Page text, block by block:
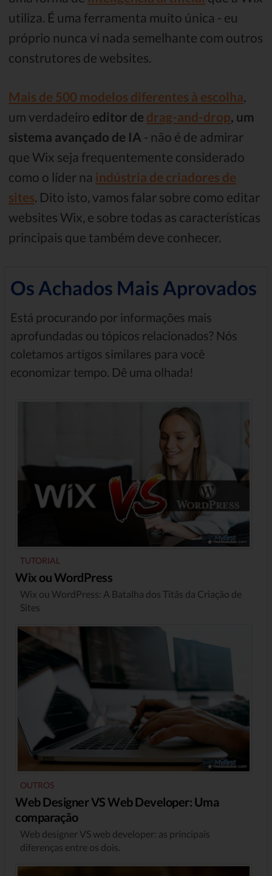
utiliza. É uma ferramenta muito única - eu
próprio nunca vi nada semelhante com outros
construtores de websites.
Mais de 500 modelos diferentes à escolha
um verdadeiro editor de drag-and-drop, um
sistema avançado de IA - não é de admirar
que Wix seja frequentemente considerado
como o líder na indústria de criadores de
sites . Dito isto, vamos falar sobre como editar
websites Wix, e sobre todas as características
principais que também deve conhecer.
Os Achados Mais Aprovados
Está procurando por informações mais
aprofundadas ou tópicos relacionados? Nós
coletamos artigos similares para você
economizar tempo. Dê uma olhada!
TUTORIAL
Wix ou WordPress
Wix ou WordPress: A Batalha dos Titãs da Criação de
Sites
OUTROS
Web Designer VS Web Developer: Uma
comparação
Web designer VS web developer: as principais
diferenças entre os dois.